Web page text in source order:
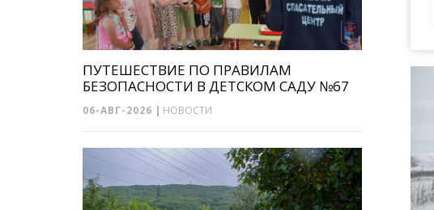
ПУТЕШЕСТВИЕ ПО ПРАВИЛАМ
БЕЗОПАСНОСТИ В ДЕТСКОМ САДУ №67
06-АВГ-2026 НОВОСТИ